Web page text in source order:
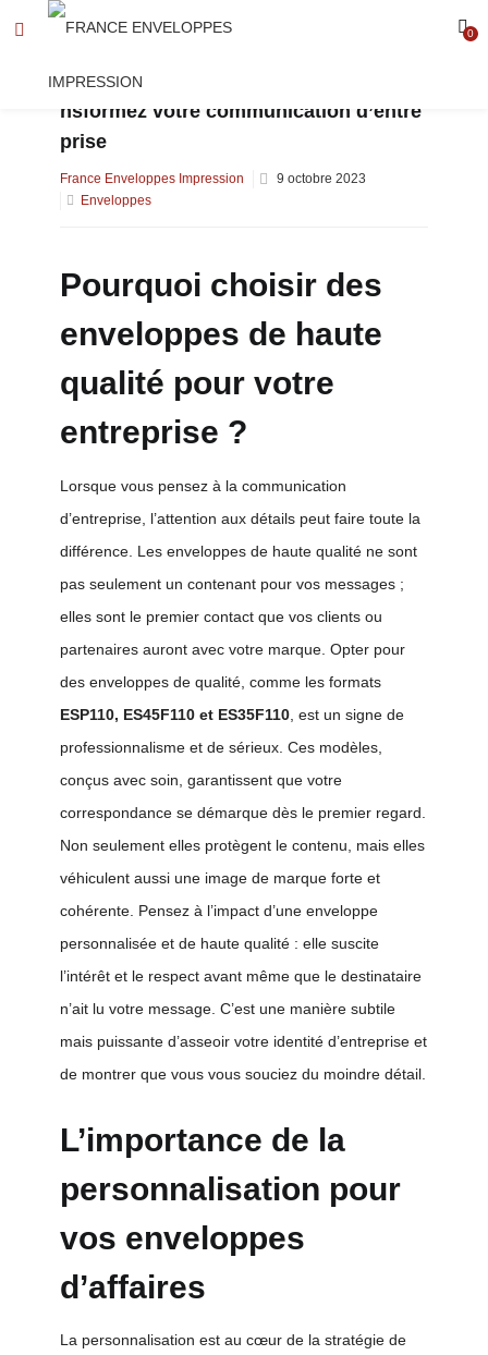
0
Enveloppes de qualité supérieure : Tra
nsformez votre communication d’entre
prise
France Enveloppes Impression
Posted
9 octobre 2023
Enveloppes
Pourquoi choisir des
enveloppes de haute
qualité pour votre
entreprise ?
Lorsque vous pensez à la communication
d’entreprise, l’attention aux détails peut faire toute la
différence. Les enveloppes de haute qualité ne sont
pas seulement un contenant pour vos messages ;
elles sont le premier contact que vos clients ou
partenaires auront avec votre marque. Opter pour
des enveloppes de qualité, comme les formats
ESP110, ES45F110 et ES35F110, est un signe de
professionnalisme et de sérieux. Ces modèles,
conçus avec soin, garantissent que votre
correspondance se démarque dès le premier regard.
Non seulement elles protègent le contenu, mais elles
véhiculent aussi une image de marque forte et
cohérente. Pensez à l’impact d’une enveloppe
personnalisée et de haute qualité : elle suscite
l’intérêt et le respect avant même que le destinataire
n’ait lu votre message. C’est une manière subtile
mais puissante d’asseoir votre identité d’entreprise et
de montrer que vous vous souciez du moindre détail.
L’importance de la
personnalisation pour
vos enveloppes
d’affaires
La personnalisation est au cœur de la stratégie de